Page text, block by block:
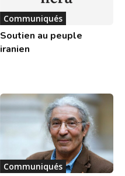
Communiqués
Soutien au peuple
iranien
Communiqués